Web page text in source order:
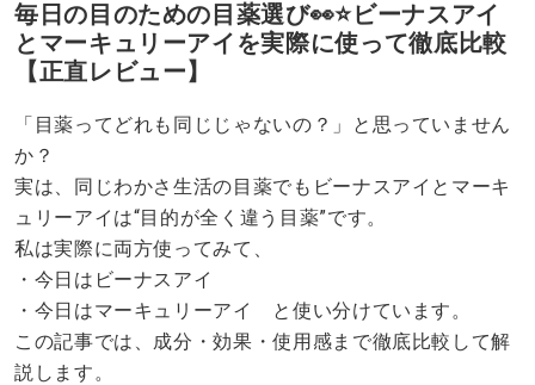
毎日の目のための目薬選び👀⭐️ビーナスアイ
とマーキュリーアイを実際に使って徹底比較
【正直レビュー】
「目薬ってどれも同じじゃないの？」と思っていません
か？
実は、同じわかさ生活の目薬でもビーナスアイとマーキ
ュリーアイは“目的が全く違う目薬”です。
私は実際に両方使ってみて、
・今日はビーナスアイ
・今日はマーキュリーアイ と使い分けています。
この記事では、成分・効果・使用感まで徹底比較して解
説します。